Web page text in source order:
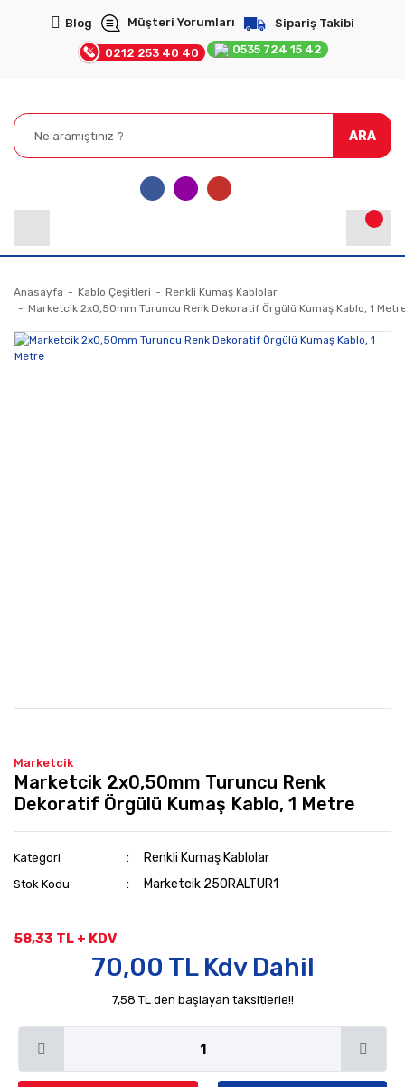
Blog Müşteri Yorumları Sipariş Takibi
0212 253 40 40 0535 724 15 42
ARA
Anasayfa Kablo Çeşitleri
Renkli Kumaş Kablolar
Marketcik 2x0,50mm Turuncu Renk Dekoratif Örgülü Kumaş Kablo, 1
Marketcik
Marketcik 2x0,50mm Turuncu Renk
Dekoratif Örgülü Kumaş Kablo, 1 Metre
Kategori Renkli Kumaş Kablolar
Stok Kodu Marketcik 250RALTUR1
58,33 TL + KDV
70,00 TL Kdv Dahil
7,58 TL den başlayan taksitlerle!!